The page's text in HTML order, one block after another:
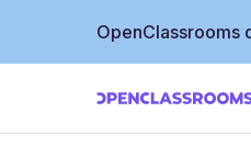
OpenClassrooms